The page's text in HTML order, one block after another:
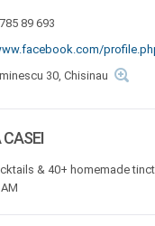
89 693
30, Chisinau
& 40+ homemade